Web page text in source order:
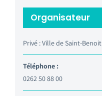
Organisateur
Privé : Ville de Saint-Benoit
Téléphone :
0262 50 88 00